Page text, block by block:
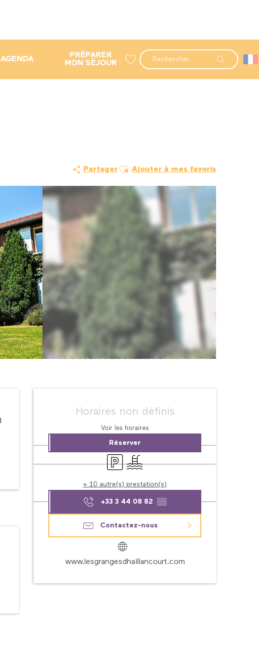
Recherche
AGENDA
PRÉPARER
MON SÉJOUR
Partager Ajouter aux favoris
Ajouter à mes favoris
Ouverture et
Horaires non définis
Voir les horaires
Réserver
ParkingPiscine
+ 10 autre(s) prestation(s)
+33 3 44 08 82 ▒▒
Contactez-nous
www.lesgrangesdhaillancourt.com